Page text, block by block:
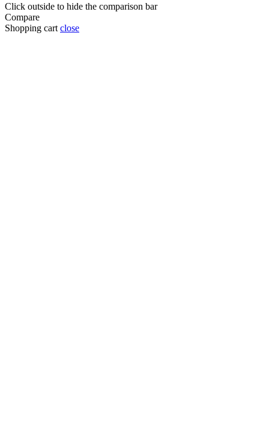
Click outside to hide the comparison bar
Compare
Shopping cart close